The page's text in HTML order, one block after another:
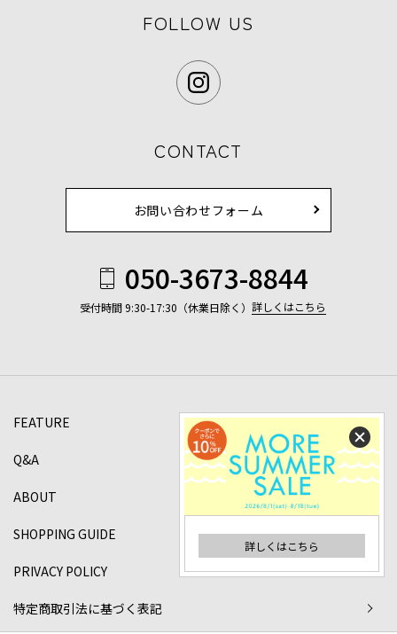
詳しくはこちら
FOLLOW US
CONTACT
お問い合わせフォーム
050-3673-8844
受付時間 9:30-17:30（休業日除く） 詳しくはこちら
FEATURE
Q&A
ABOUT
SHOPPING GUIDE
PRIVACY POLICY
特定商取引法に基づく表記